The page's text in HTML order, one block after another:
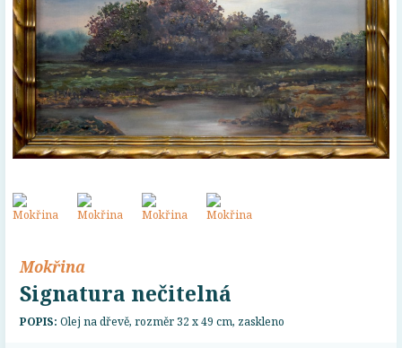
Mokřina
Signatura nečitelná
POPIS: Olej na dřevě, rozměr 32 x 49 cm, zaskleno